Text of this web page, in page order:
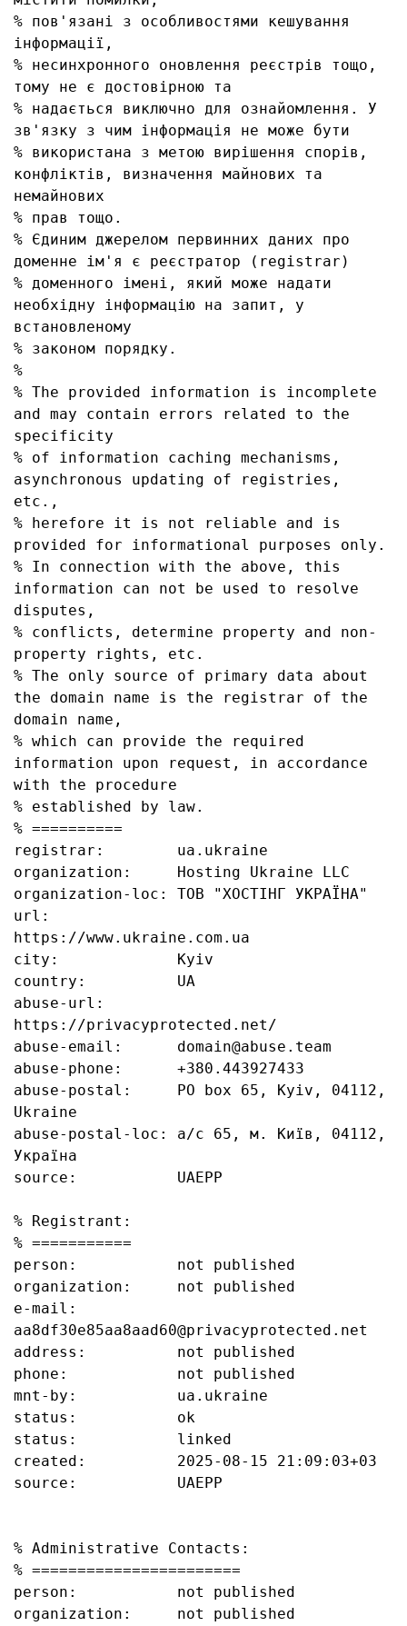
% пов'язані з особливостями кешування
інформації,
% несинхронного оновлення реєстрів тощо,
тому не є достовірною та
% надається виключно для ознайомлення. У
зв'язку з чим інформація не може бути
% використана з метою вирішення спорів,
конфліктів, визначення майнових та
немайнових
% прав тощо.
% Єдиним джерелом первинних даних про
доменне ім'я є реєстратор (registrar)
% доменного імені, який може надати
необхідну інформацію на запит, у
встановленому
% законом порядку.
%
% The provided information is incomplete
and may contain errors related to the
specificity
% of information caching mechanisms,
asynchronous updating of registries,
etc.,
% herefore it is not reliable and is
provided for informational purposes only.
% In connection with the above, this
information can not be used to resolve
disputes,
% conflicts, determine property and non-
property rights, etc.
% The only source of primary data about
the domain name is the registrar of the
domain name,
% which can provide the required
information upon request, in accordance
with the procedure
% established by law.
% ==========
registrar:        ua.ukraine
organization:     Hosting Ukraine LLC
organization-loc: ТОВ "ХОСТІНГ УКРАЇНА"
url:
https://www.ukraine.com.ua
city:             Kyiv
country:          UA
abuse-url:
https://privacyprotected.net/
abuse-email:      domain@abuse.team
abuse-phone:      +380.443927433
abuse-postal:     PO box 65, Kyiv, 04112,
Ukraine
abuse-postal-loc: а/с 65, м. Київ, 04112,
Україна
source:           UAEPP
% Registrant:
% ===========
person:           not published
organization:     not published
e-mail:
aa8df30e85aa8aad60@privacyprotected.net
address:          not published
phone:            not published
mnt-by:           ua.ukraine
status:           ok
status:           linked
created:          2025-08-15 21:09:03+03
source:           UAEPP
% Administrative Contacts:
% =======================
person:           not published
organization:     not published